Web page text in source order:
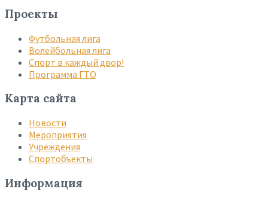
Проекты
Футбольная лига
Волейбольная лига
Спорт в каждый двор!
Программа ГТО
Карта сайта
Новости
Мероприятия
Учреждения
Спортобъекты
Информация